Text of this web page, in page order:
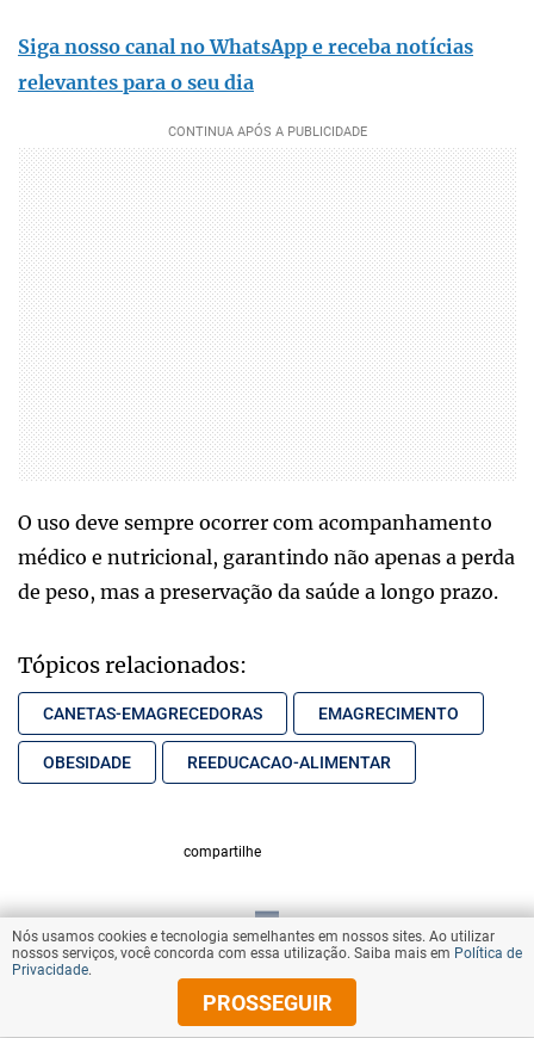
Siga nosso canal no WhatsApp e receba notícias
relevantes para o seu dia
O uso deve sempre ocorrer com acompanhamento
médico e nutricional, garantindo não apenas a perda
de peso, mas a preservação da saúde a longo prazo.
Tópicos relacionados:
CANETAS-EMAGRECEDORAS EMAGRECIMENTO
OBESIDADE REEDUCACAO-ALIMENTAR
compartilhe
VOLTAR AO TOPO
© Copyright 2026 Diários Associados
Nós usamos cookies e tecnologia semelhantes em nossos sites. Ao utilizar
nossos serviços, você concorda com essa utilização. Saiba mais em Política de
Privacidade.
PROSSEGUIR